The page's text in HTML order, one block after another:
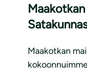
Maakotkan